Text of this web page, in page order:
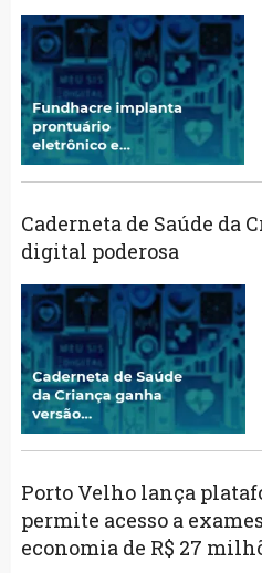
Caderneta de Saúde da
digital poderosa
Porto Velho lança
permite acesso a
economia de R$ 27